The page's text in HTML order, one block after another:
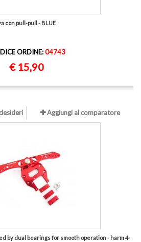
con pull-pull - BLUE
ORDINE:04743
€ 15,90
Aggiungi al comparatore
by dual bearings for smooth operation - harm 4-